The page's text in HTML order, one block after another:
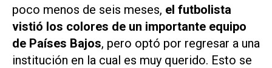
poco menos de seis meses, el futbolista
vistió los colores de un importante equipo
de Países Bajos, pero optó por regresar a una
institución en la cual es muy querido. Esto se